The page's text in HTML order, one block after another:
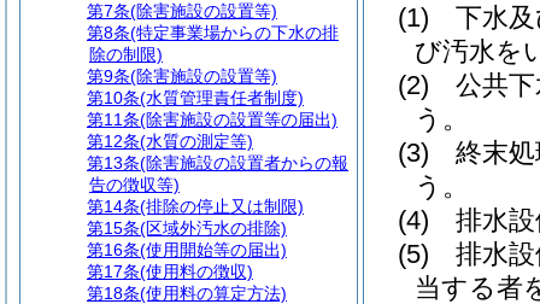
(1)
下水
び汚水を
(2)
公共
う。
(3)
終末
う。
(4)
排水
(5)
排水
当する者
第7条(除害施設の設置等)
第8条(特定事業場からの下水の排
除の制限)
第9条(除害施設の設置等)
第10条(水質管理責任者制度)
第11条(除害施設の設置等の届出)
第12条(水質の測定等)
第13条(除害施設の設置者からの報
告の徴収等)
第14条(排除の停止又は制限)
第15条(区域外汚水の排除)
第16条(使用開始等の届出)
第17条(使用料の徴収)
第18条(使用料の算定方法)